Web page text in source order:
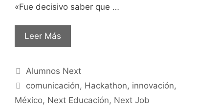
«Fue decisivo saber que …
Leer Más
Alumnos Next
comunicación, Hackathon, innovación,
México, Next Educación, Next Job